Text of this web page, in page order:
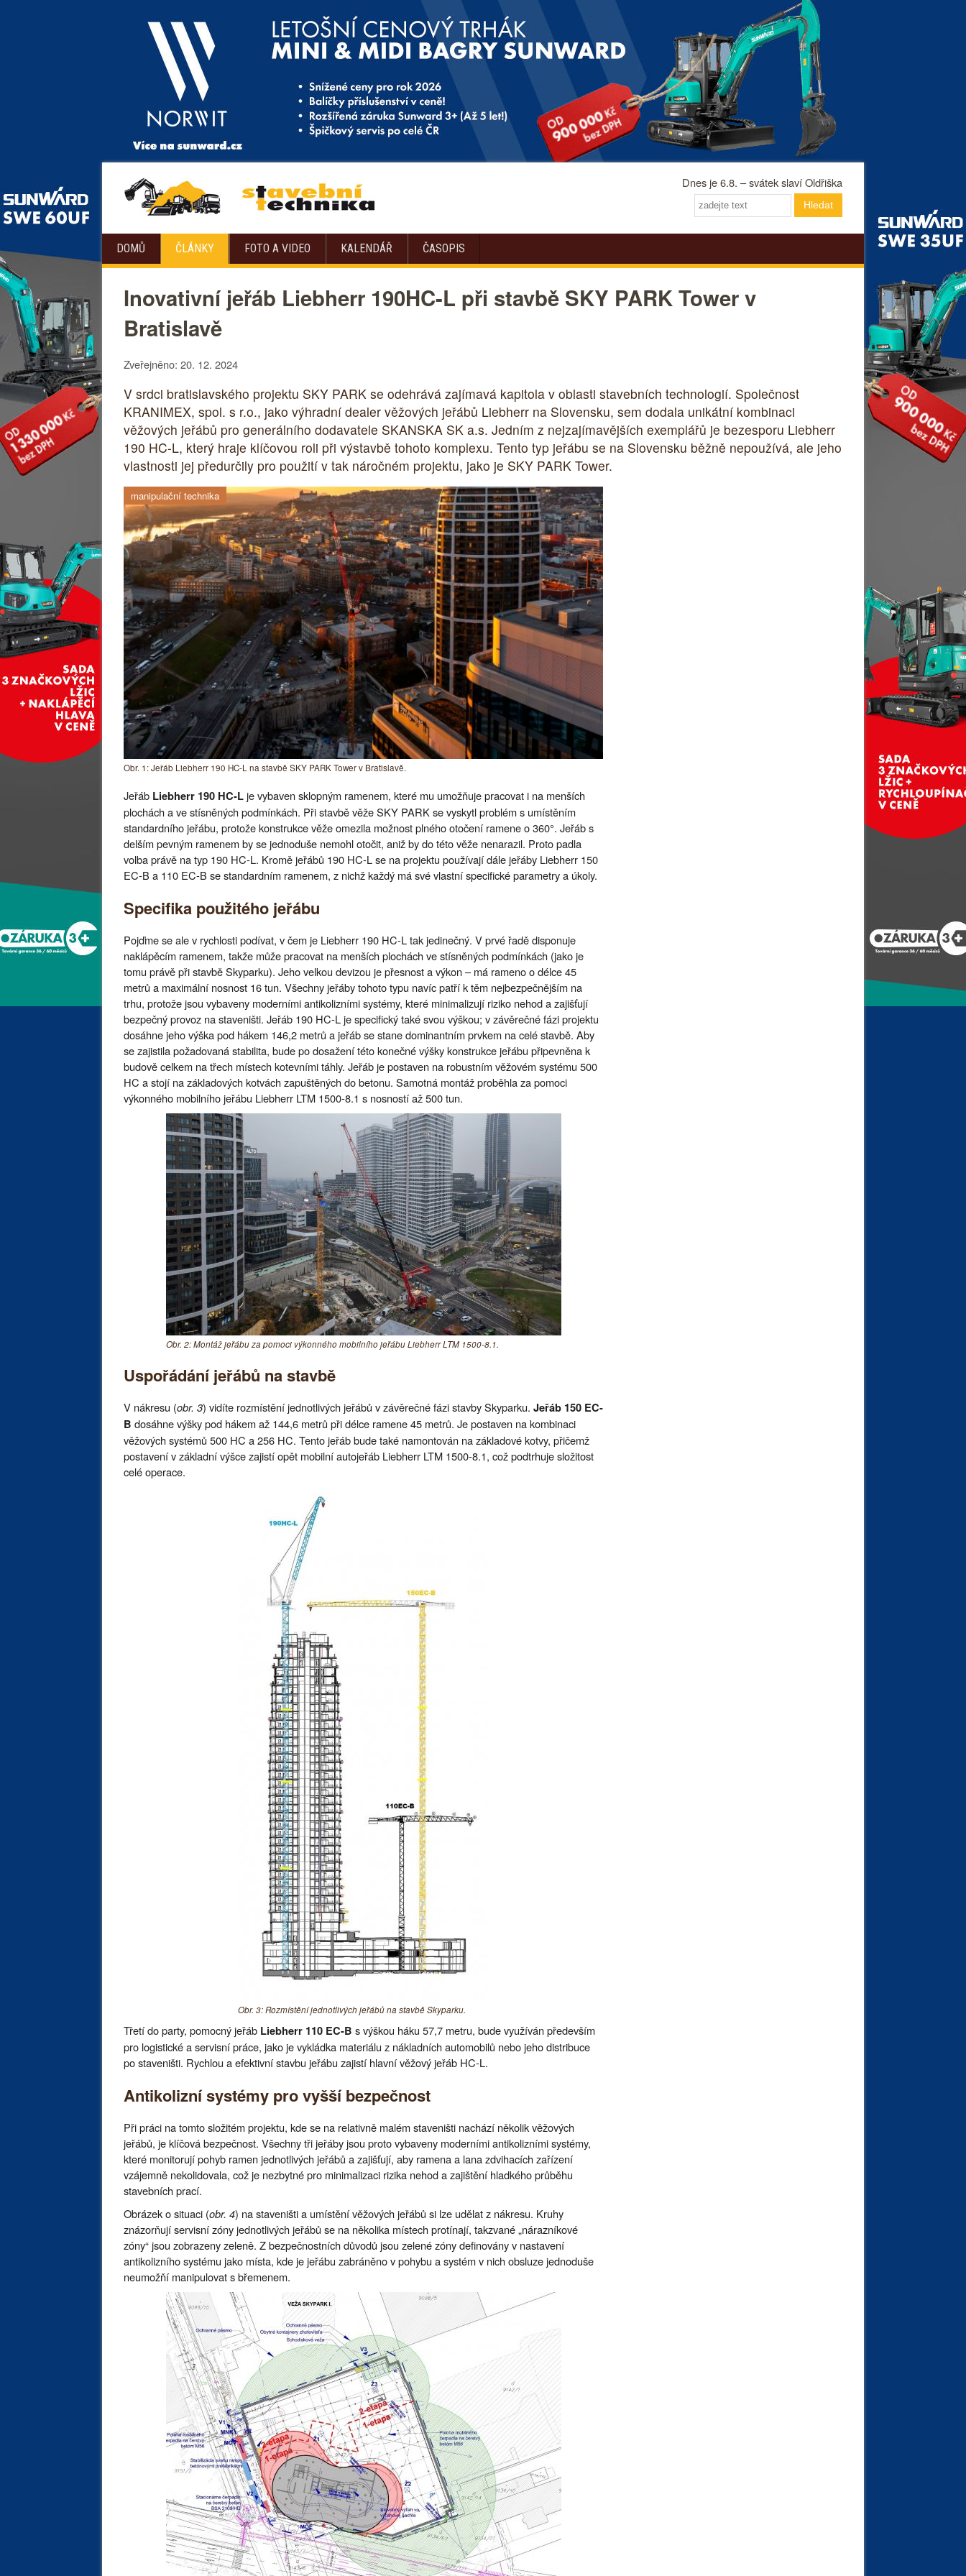
Dnes je 6.8. – svátek slaví Oldřiška
Hledat
DOMŮ ČLÁNKY FOTO A VIDEO KALENDÁŘ ČASOPIS
Inovativní jeřáb Liebherr 190HC-L při stavbě SKY PARK Tower v
Bratislavě
Zveřejněno: 20. 12. 2024
V srdci bratislavského projektu SKY PARK se odehrává zajímavá kapitola v oblasti stavebních technologií. Společnost
KRANIMEX, spol. s r.o., jako výhradní dealer věžových jeřábů Liebherr na Slovensku, sem dodala unikátní kombinaci
věžových jeřábů pro generálního dodavatele SKANSKA SK a.s. Jedním z nejzajímavějších exemplářů je bezesporu Liebherr
190 HC-L, který hraje klíčovou roli při výstavbě tohoto komplexu. Tento typ jeřábu se na Slovensku běžně nepoužívá, ale jeho
vlastnosti jej předurčily pro použití v tak náročném projektu, jako je SKY PARK Tower.
manipulační technika
Obr. 1: Jeřáb Liebherr 190 HC-L na stavbě SKY PARK Tower v Bratislavě.
Jeřáb Liebherr 190 HC-Lje vybaven sklopným ramenem, které mu umožňuje pracovat i na menších
plochách a ve stísněných podmínkách. Při stavbě věže SKY PARK se vyskytl problém s umístěním
standardního jeřábu, protože konstrukce věže omezila možnost plného otočení ramene o 360°. Jeřáb s
delším pevným ramenem by se jednoduše nemohl otočit, aniž by do této věže nenarazil. Proto padla
volba právě na typ 190 HC-L. Kromě jeřábů 190 HC-L se na projektu používají dále jeřáby Liebherr 150
EC-B a 110 EC-B se standardním ramenem, z nichž každý má své vlastní specifické parametry a úkoly.
Specifika použitého jeřábu
Pojďme se ale v rychlosti podívat, v čem je Liebherr 190 HC-L tak jedinečný. V prvé řadě disponuje
naklápěcím ramenem, takže může pracovat na menších plochách ve stísněných podmínkách (jako je
tomu právě při stavbě Skyparku). Jeho velkou devizou je přesnost a výkon – má rameno o délce 45
metrů a maximální nosnost 16 tun. Všechny jeřáby tohoto typu navíc patří k těm nejbezpečnějším na
trhu, protože jsou vybaveny moderními antikolizními systémy, které minimalizují riziko nehod a zajišťují
bezpečný provoz na staveništi. Jeřáb 190 HC-L je specifický také svou výškou; v závěrečné fázi projektu
dosáhne jeho výška pod hákem 146,2 metrů a jeřáb se stane dominantním prvkem na celé stavbě. Aby
se zajistila požadovaná stabilita, bude po dosažení této konečné výšky konstrukce jeřábu připevněna k
budově celkem na třech místech kotevními táhly. Jeřáb je postaven na robustním věžovém systému 500
HC a stojí na základových kotvách zapuštěných do betonu. Samotná montáž proběhla za pomoci
výkonného mobilního jeřábu Liebherr LTM 1500-8.1 s nosností až 500 tun.
Obr. 2: Montáž jeřábu za pomoci výkonného mobilního jeřábu Liebherr LTM 1500-8.1.
Uspořádání jeřábů na stavbě
V nákresu (obr. 3) vidíte rozmístění jednotlivých jeřábů v závěrečné fázi stavby Skyparku. Jeřáb 150 EC-
B dosáhne výšky pod hákem až 144,6 metrů při délce ramene 45 metrů. Je postaven na kombinaci
věžových systémů 500 HC a 256 HC. Tento jeřáb bude také namontován na základové kotvy, přičemž
postavení v základní výšce zajistí opět mobilní autojeřáb Liebherr LTM 1500-8.1, což podtrhuje složitost
celé operace.
Obr. 3: Rozmístění jednotlivých jeřábů na stavbě Skyparku.
Třetí do party, pomocný jeřáb Liebherr 110 EC-B s výškou háku 57,7 metru, bude využíván především
pro logistické a servisní práce, jako je vykládka materiálu z nákladních automobilů nebo jeho distribuce
po staveništi. Rychlou a efektivní stavbu jeřábu zajistí hlavní věžový jeřáb HC-L.
Antikolizní systémy pro vyšší bezpečnost
Při práci na tomto složitém projektu, kde se na relativně malém staveništi nachází několik věžových
jeřábů, je klíčová bezpečnost. Všechny tři jeřáby jsou proto vybaveny moderními antikolizními systémy,
které monitorují pohyb ramen jednotlivých jeřábů a zajišťují, aby ramena a lana zdvihacích zařízení
vzájemně nekolidovala, což je nezbytné pro minimalizaci rizika nehod a zajištění hladkého průběhu
stavebních prací.
Obrázek o situaci (obr. 4) na staveništi a umístění věžových jeřábů si lze udělat z nákresu. Kruhy
znázorňují servisní zóny jednotlivých jeřábů se na několika místech protínají, takzvané „nárazníkové
zóny“ jsou zobrazeny zeleně. Z bezpečnostních důvodů jsou zelené zóny definovány v nastavení
antikolizního systému jako místa, kde je jeřábu zabráněno v pohybu a systém v nich obsluze jednoduše
neumožňí manipulovat s břemenem.